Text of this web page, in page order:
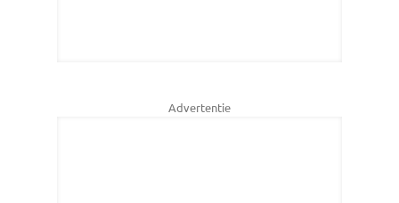
Advertentie